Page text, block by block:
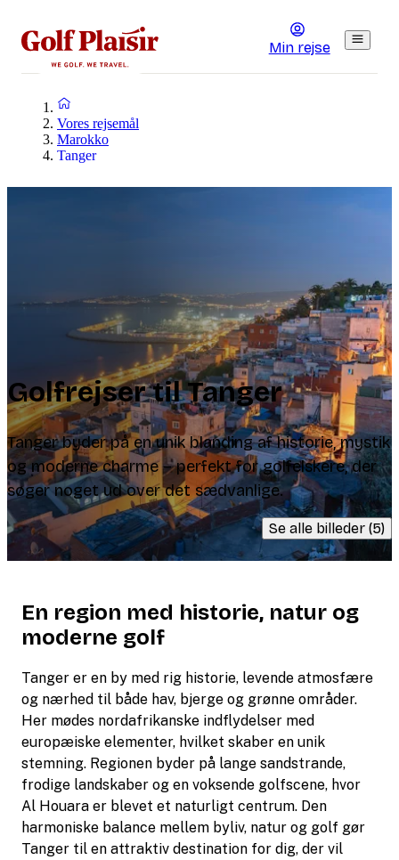
Min rejse
Vores rejsemål
Marokko
Tanger
Golfrejser til Tanger
Tanger byder på en unik blanding af historie, mystik
og moderne charme – perfekt for golfelskere, der
søger noget ud over det sædvanlige.
Se alle billeder (5)
En region med historie, natur og
moderne golf
Tanger er en by med rig historie, levende atmosfære
og nærhed til både hav, bjerge og grønne områder.
Her mødes nordafrikanske indflydelser med
europæiske elementer, hvilket skaber en unik
stemning. Regionen byder på lange sandstrande,
frodige landskaber og en voksende golfscene, hvor
Al Houara er blevet et naturligt centrum. Den
harmoniske balance mellem byliv, natur og golf gør
Tanger til en attraktiv destination for dig, der vil